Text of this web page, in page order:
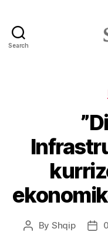
Search
Post
By Shqip